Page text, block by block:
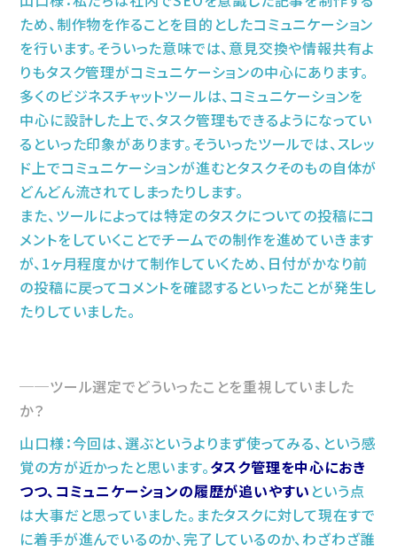
ため、制作物を作ることを目的としたコミュニケーション
を行います。そういった意味では、意見交換や情報共有よ
りもタスク管理がコミュニケーションの中心にあります。
多くのビジネスチャットツールは、コミュニケーションを
中心に設計した上で、タスク管理もできるようになってい
るといった印象があります。そういったツールでは、スレッ
ド上でコミュニケーションが進むとタスクそのもの自体が
どんどん流されてしまったりします。
また、ツールによっては特定のタスクについての投稿にコ
メントをしていくことでチームでの制作を進めていきます
が、1ヶ月程度かけて制作していくため、日付がかなり前
の投稿に戻ってコメントを確認するといったことが発生し
たりしていました。
ツール選定でどういったことを重視していました
か？
山口様：今回は、選ぶというよりまず使ってみる、という感
覚の方が近かったと思います。タスク管理を中心におき
つつ、コミュニケーションの履歴が追いやすい という点
は大事だと思っていました。またタスクに対して現在すで
に着手が進んでいるのか、完了しているのか、わざわざ誰